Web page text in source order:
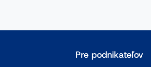
Pre podnikateľov